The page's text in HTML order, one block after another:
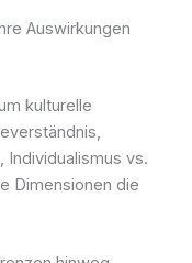
Auswirkungen
kulturelle
Individualismus vs.
Dimensionen die